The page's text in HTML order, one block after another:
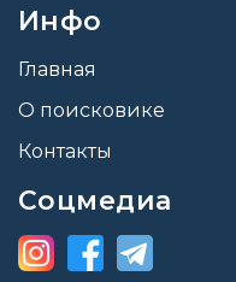
Инфо
Главная
О поисковике
Контакты
Соцмедиа